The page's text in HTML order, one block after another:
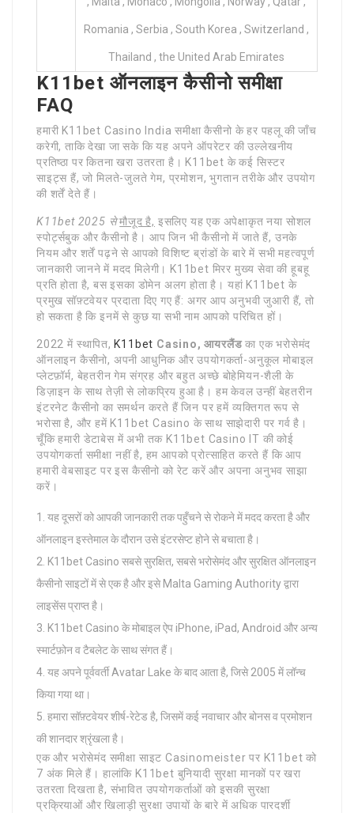
Romania , Serbia , South Korea , Switzerland ,
Thailand , the United Arab Emirates
K11bet ऑनलाइन कैसीनो समीक्षा
FAQ
हमारी K11bet Casino India समीक्षा कैसीनो के हर पहलू की जाँच
करेगी, ताकि देखा जा सके कि यह अपने ऑपरेटर की उल्लेखनीय
प्रतिष्ठा पर कितना खरा उतरता है। K11bet के कई सिस्टर
साइट्स हैं, जो मिलते-जुलते गेम, प्रमोशन, भुगतान तरीके और उपयोग
की शर्तें देते हैं।
K11bet 2025 से मौजूद है, इसलिए यह एक अपेक्षाकृत नया सोशल
स्पोर्ट्सबुक और कैसीनो है। आप जिन भी कैसीनो में जाते हैं, उनके
नियम और शर्तें पढ़ने से आपको विशिष्ट ब्रांडों के बारे में सभी महत्वपूर्ण
जानकारी जानने में मदद मिलेगी। K11bet मिरर मुख्य सेवा की हूबहू
प्रति होता है, बस इसका डोमेन अलग होता है। यहां K11bet के
प्रमुख सॉफ़्टवेयर प्रदाता दिए गए हैं: अगर आप अनुभवी जुआरी हैं, तो
हो सकता है कि इनमें से कुछ या सभी नाम आपको परिचित हों।
2022 में स्थापित, K11bet Casino, आयरलैंडका एक भरोसेमंद
ऑनलाइन कैसीनो, अपनी आधुनिक और उपयोगकर्ता-अनुकूल मोबाइल
प्लेटफ़ॉर्म, बेहतरीन गेम संग्रह और बहुत अच्छे बोहेमियन-शैली के
डिज़ाइन के साथ तेज़ी से लोकप्रिय हुआ है। हम केवल उन्हीं बेहतरीन
इंटरनेट कैसीनो का समर्थन करते हैं जिन पर हमें व्यक्तिगत रूप से
भरोसा है, और हमें K11bet Casino के साथ साझेदारी पर गर्व है।
चूँकि हमारी डेटाबेस में अभी तक K11bet Casino IT की कोई
उपयोगकर्ता समीक्षा नहीं है, हम आपको प्रोत्साहित करते हैं कि आप
हमारी वेबसाइट पर इस कैसीनो को रेट करें और अपना अनुभव साझा
करें।
यह दूसरों को आपकी जानकारी तक पहुँचने से रोकने में मदद करता है और
ऑनलाइन इस्तेमाल के दौरान उसे इंटरसेप्ट होने से बचाता है।
K11bet Casino सबसे सुरक्षित, सबसे भरोसेमंद और सुरक्षित ऑनलाइन
कैसीनो साइटों में से एक है और इसे Malta Gaming Authority द्वारा
लाइसेंस प्राप्त है।
K11bet Casino के मोबाइल ऐप iPhone, iPad, Android और अन्य
स्मार्टफ़ोन व टैबलेट के साथ संगत हैं।
यह अपने पूर्ववर्ती Avatar Lake के बाद आता है, जिसे 2005 में लॉन्च
किया गया था।
हमारा सॉफ़्टवेयर शीर्ष-रेटेड है, जिसमें कई नवाचार और बोनस व प्रमोशन
की शानदार श्रृंखला है।
एक और भरोसेमंद समीक्षा साइट Casinomeister पर K11bet को
7 अंक मिले हैं। हालांकि K11bet बुनियादी सुरक्षा मानकों पर खरा
उतरता दिखता है, संभावित उपयोगकर्ताओं को इसकी सुरक्षा
प्रक्रियाओं और खिलाड़ी सुरक्षा उपायों के बारे में अधिक पारदर्शी